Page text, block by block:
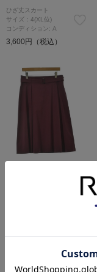
ひざ丈スカート
サイズ：4(XL位)
コンディション: A
3,600円（税込）